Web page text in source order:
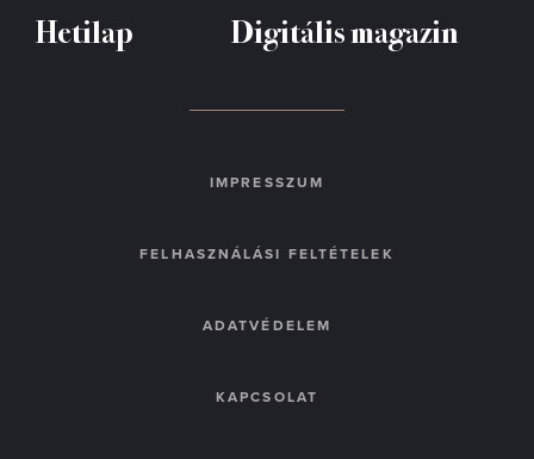
Hetilap Digitális magazin
IMPRESSZUM
FELHASZNÁLÁSI FELTÉTELEK
ADATVÉDELEM
KAPCSOLAT